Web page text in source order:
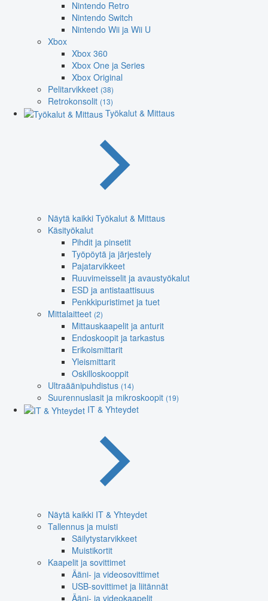
Nintendo Retro
Nintendo Switch
Nintendo Wii ja Wii U
Xbox
Xbox 360
Xbox One ja Series
Xbox Original
Pelitarvikkeet (38)
Retrokonsolit (13)
Työkalut & Mittaus
Näytä kaikki Työkalut & Mittaus
Käsityökalut
Pihdit ja pinsetit
Työpöytä ja järjestely
Pajatarvikkeet
Ruuvimeisselit ja avaustyökalut
ESD ja antistaattisuus
Penkkipuristimet ja tuet
Mittalaitteet (2)
Mittauskaapelit ja anturit
Endoskoopit ja tarkastus
Erikoismittarit
Yleismittarit
Oskilloskooppit
Ultraäänipuhdistus (14)
Suurennuslasit ja mikroskoopit (19)
IT & Yhteydet
Näytä kaikki IT & Yhteydet
Tallennus ja muisti
Säilytystarvikkeet
Muistikortit
Kaapelit ja sovittimet
Ääni- ja videosovittimet
USB-sovittimet ja liitännät
Ääni- ja videokaapelit